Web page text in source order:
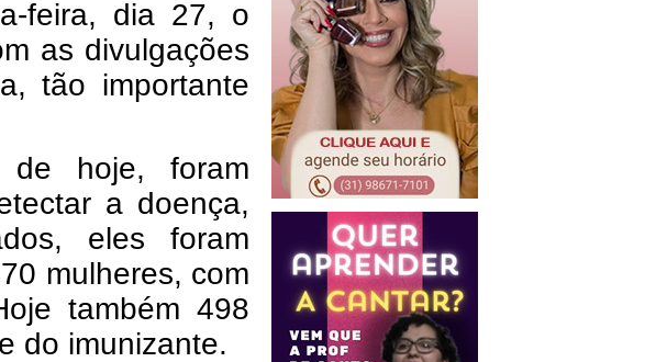
feira, dia 27, o
as divulgações
tão importante
hoje, foram
a doença,
eles foram
mulheres, com
também 498
do imunizante.